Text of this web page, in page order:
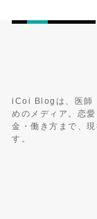
iCoi Blogは、医師
めのメディア。恋
金・働き方まで、
す。